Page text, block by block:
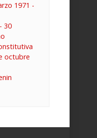
1971 -
30
octubre